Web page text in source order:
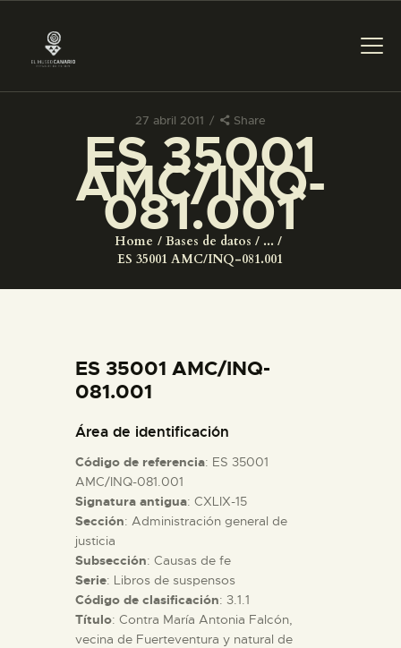
27 abril 2011 Share
ES 35001
AMC/INQ-
081.001
Home Bases de datos
...
ES 35001 AMC/INQ-081.001
PREPARAR LA VISITA
ACTIVIDADES
COLECCIONES
ESPAÑOL
PREPARAR LA VISITA
ACTIVIDADES
█
ES 35001 AMC/INQ-
081.001
Área de identificación
Código de referencia: ES 35001
AMC/INQ-081.001
Signatura antigua: CXLIX-15
Sección: Administración general de
justicia
Subsección: Causas de fe
Serie: Libros de suspensos
Código de clasificación: 3.1.1
Título: Contra María Antonia Falcón,
vecina de Fuerteventura y natural de